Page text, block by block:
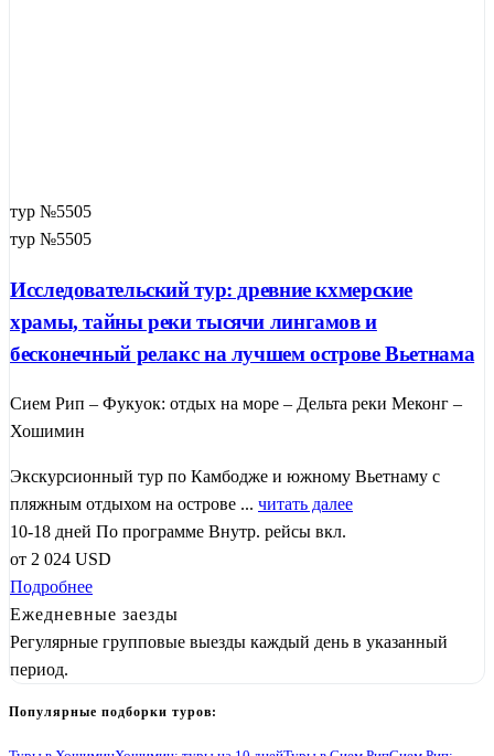
тур №5505
тур №5505
Исследовательский тур: древние кхмерские
храмы, тайны реки тысячи лингамов и
бесконечный релакс на лучшем острове Вьетнама
Сием Рип – Фукуок: отдых на море – Дельта реки Меконг –
Хошимин
Экскурсионный тур по Камбодже и южному Вьетнаму с
пляжным отдыхом на острове ... читать далее
10-18 дней По программе Внутр. рейсы вкл.
от 2 024 USD
Подробнее
Ежедневные заезды
Регулярные групповые выезды каждый день в указанный
период.
Популярные подборки туров: